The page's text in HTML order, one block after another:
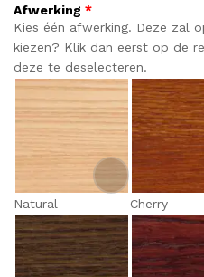
*
Afwerking
Kies één afwerking. Deze zal
kiezen? Klik dan eerst op de
deze te deselecteren.
Natural Cherry